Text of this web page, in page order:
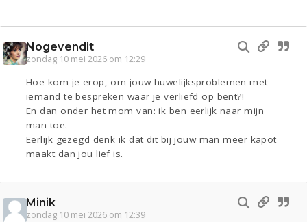
Nogevendit
zondag 10 mei 2026 om 12:29
Hoe kom je erop, om jouw huwelijksproblemen met
iemand te bespreken waar je verliefd op bent?!
En dan onder het mom van: ik ben eerlijk naar mijn
man toe.
Eerlijk gezegd denk ik dat dit bij jouw man meer kapot
maakt dan jou lief is.
Minik
zondag 10 mei 2026 om 12:39